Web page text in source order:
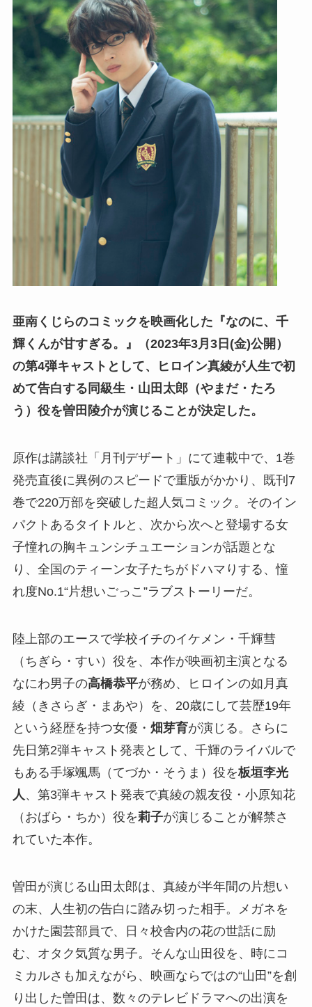
亜南くじらのコミックを映画化した『なのに、千
輝くんが甘すぎる。』（2023年3月3日(金)公開）
の第4弾キャストとして、ヒロイン真綾が人生で初
めて告白する同級生・山田太郎（やまだ・たろ
う）役を曽田陵介が演じることが決定した。
原作は講談社「月刊デザート」にて連載中で、1巻
発売直後に異例のスピードで重版がかかり、既刊7
巻で220万部を突破した超人気コミック。そのイン
パクトあるタイトルと、次から次へと登場する女
子憧れの胸キュンシチュエーションが話題とな
り、全国のティーン女子たちがドハマりする、憧
れ度No.1“片想いごっこ”ラブストーリーだ。
陸上部のエースで学校イチのイケメン・千輝彗
（ちぎら・すい）役を、本作が映画初主演となる
なにわ男子の高橋恭平が務め、ヒロインの如月真
綾（きさらぎ・まあや）を、20歳にして芸歴19年
という経歴を持つ女優・ 畑芽育が演じる。さらに
先日第2弾キャスト発表として、千輝のライバルで
もある手塚颯馬（てづか・そうま）役を板垣李光
人 、第3弾キャスト発表で真綾の親友役・小原知花
（おばら・ちか）役を莉子が演じることが解禁さ
れていた本作。
曽田が演じる山田太郎は、真綾が半年間の片想い
の末、人生初の告白に踏み切った相手。メガネを
かけた園芸部員で、日々校舎内の花の世話に励
む、オタク気質な男子。そんな山田役を、時にコ
ミカルさも加えながら、映画ならではの“山田”を創
り出した曽田は、数々のテレビドラマへの出演を